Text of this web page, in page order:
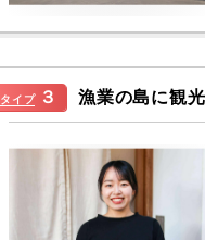
タイプ ３ 漁業の島に観